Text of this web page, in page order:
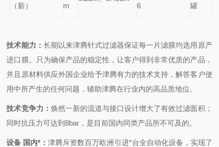
（新）
m
6
罐
技术能力： 长期以来津腾针式过滤器保证每一片滤膜均选用原产
进口膜。只为确保产品的稳定性，让客户得到非常优质的产品，
并且原材料供应外国企业给予津腾有力的技术支持，解答客户使
用中所产生的任何问题，辅助津腾在行业内的高品质地位。
技术竞争力： 焕然一新的流道与接口设计增大了有效过滤面积；
同时抗压力可达到8bar，是目前国内同类产品所不可及的。
设备 国内*：津腾斥资数百万欧洲引进*台全自动化设备，实现了